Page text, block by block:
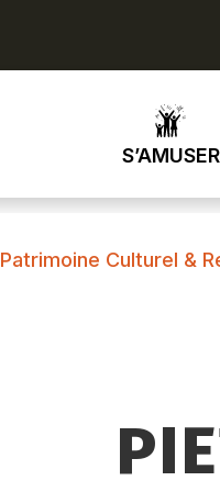
S’AMUSER
Patrimoine Culturel &